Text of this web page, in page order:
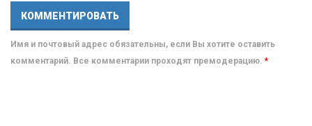
Имя и почтовый адрес обязательны, если Вы хотите оставить
комментарий. Все комментарии проходят премодерацию. *